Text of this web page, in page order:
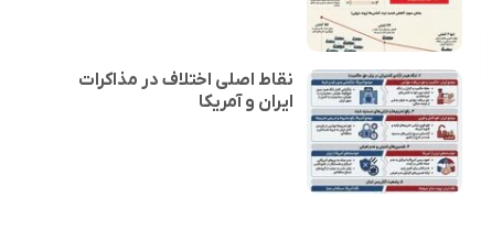
نقاط اصلی اختلاف در مذاکرات
ایران و آمریکا